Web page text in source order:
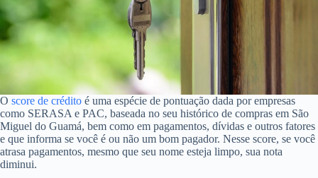
oferecem esse serviço online.
4. Ter um score de crédito negativo